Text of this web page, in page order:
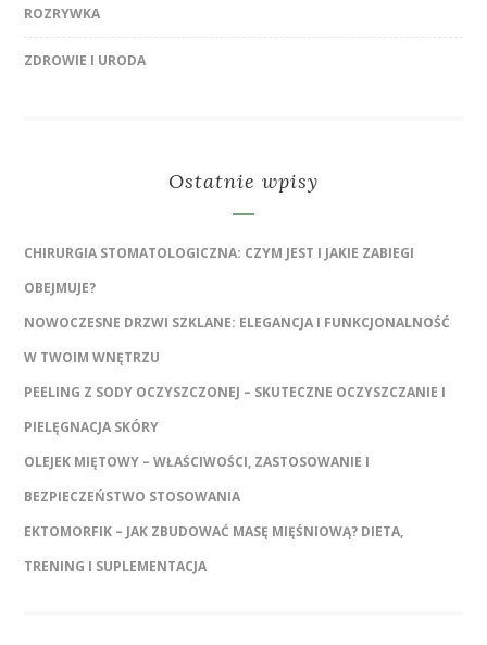
ROZRYWKA
ZDROWIE I URODA
Ostatnie wpisy
CHIRURGIA STOMATOLOGICZNA: CZYM JEST I JAKIE ZABIEGI
OBEJMUJE?
NOWOCZESNE DRZWI SZKLANE: ELEGANCJA I FUNKCJONALNOŚĆ
W TWOIM WNĘTRZU
PEELING Z SODY OCZYSZCZONEJ – SKUTECZNE OCZYSZCZANIE I
PIELĘGNACJA SKÓRY
OLEJEK MIĘTOWY – WŁAŚCIWOŚCI, ZASTOSOWANIE I
BEZPIECZEŃSTWO STOSOWANIA
EKTOMORFIK – JAK ZBUDOWAĆ MASĘ MIĘŚNIOWĄ? DIETA,
TRENING I SUPLEMENTACJA